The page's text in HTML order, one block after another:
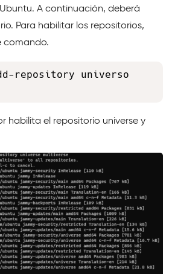
A continuación, deberá
Para habilitar los repositorios,
comando.
repository universo
habilita el repositorio universe y